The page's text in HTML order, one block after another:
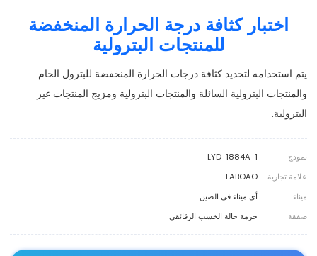
اختبار كثافة درجة الحرارة المنخفضة
للمنتجات البترولية
يتم استخدامه لتحديد كثافة درجات الحرارة المنخفضة للبترول الخام
والمنتجات البترولية السائلة والمنتجات البترولية ومزيج المنتجات غير
البترولية.
نموذج
LYD-1884A-1
علامة تجارية
LABOAO
ميناء
أي ميناء في الصين
صفقة
حزمة حالة الخشب الرقائقي